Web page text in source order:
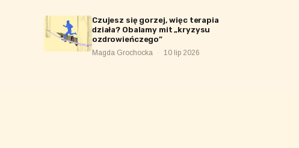
Czujesz się gorzej, więc terapia
działa? Obalamy mit „kryzysu
ozdrowieńczego”
Magda Grochocka · 10 lip 2026